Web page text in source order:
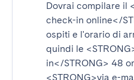
Dovrai compilare il
check-in online</
ospiti e l'orario di
quindi le
in</STRONG> 48
<STRONG>via e-